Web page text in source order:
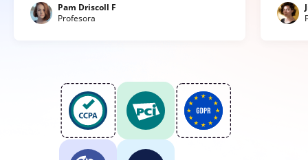
Pam Driscoll F
Profesora